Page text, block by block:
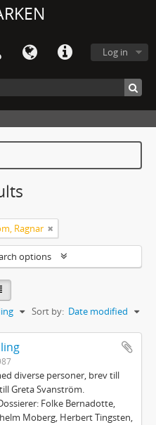
Log in
Ragnar
options
Sort by: Date modified
diverse personer, brev till
Greta Svanström.
Folke Bernadotte,
Moberg, Herbert Tingsten,